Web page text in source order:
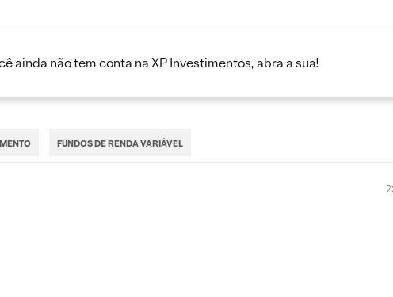
ainda não tem conta na XP Investimentos, abra a sua!
FUNDOS DE RENDA VARIÁVEL